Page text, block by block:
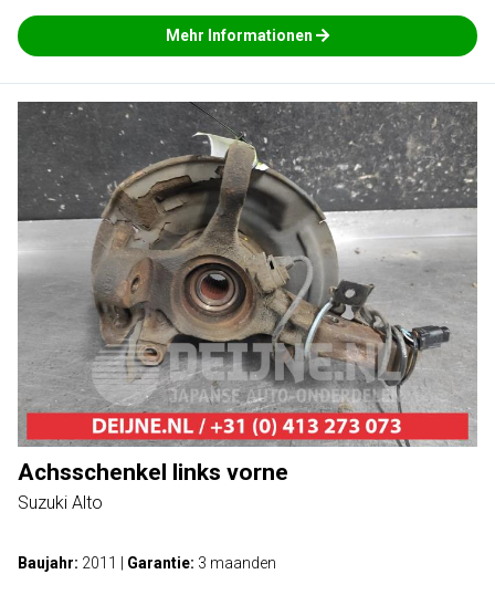
Mehr Informationen
Achsschenkel links vorne
Suzuki Alto
Baujahr: 2011 Garantie: 3 maanden